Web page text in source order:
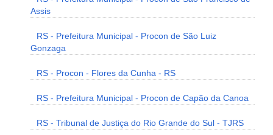
Assis
RS - Prefeitura Municipal - Procon de São Luiz
Gonzaga
RS - Procon - Flores da Cunha - RS
RS - Prefeitura Municipal - Procon de Capão da Canoa
RS - Tribunal de Justiça do Rio Grande do Sul - TJRS